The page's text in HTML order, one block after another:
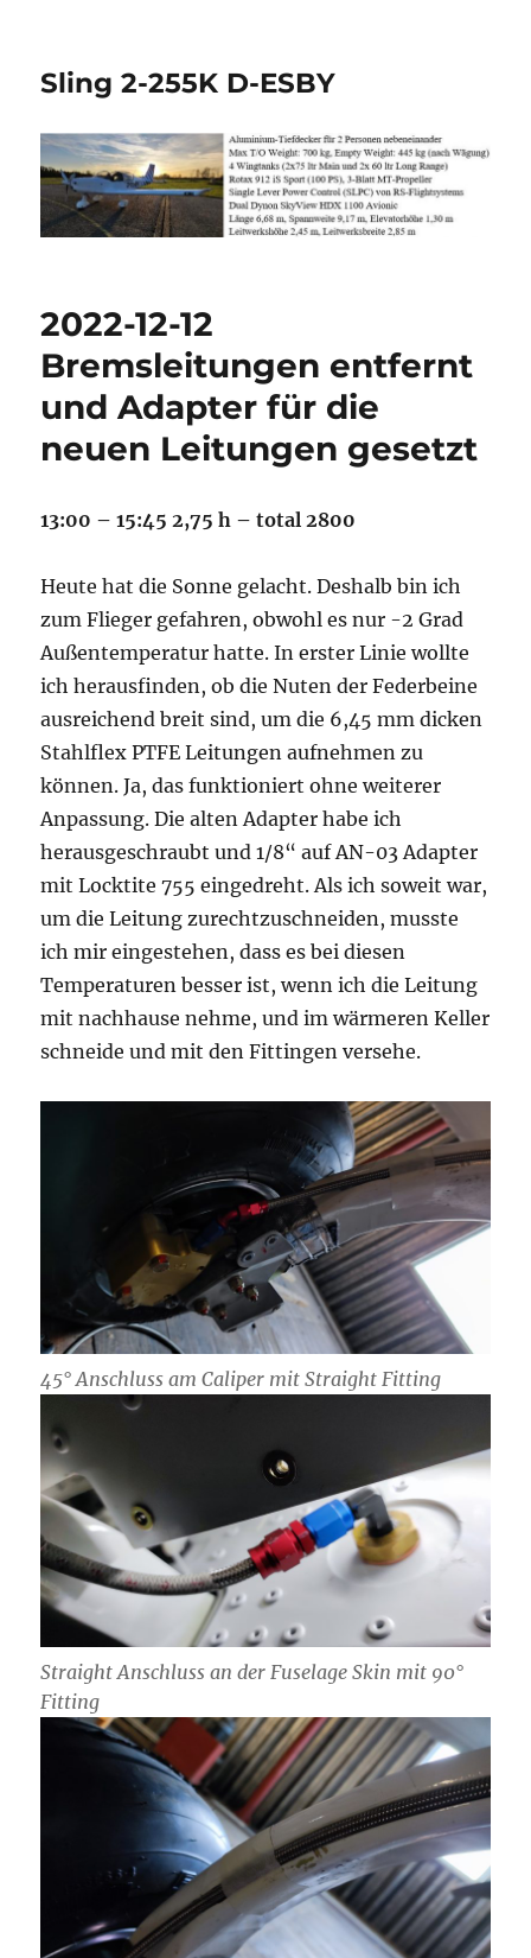
Sling 2-255K D-ESBY
2022-12-12
Bremsleitungen entfernt
und Adapter für die
neuen Leitungen gesetzt
13:00 – 15:45 2,75 h – total 2800
Heute hat die Sonne gelacht. Deshalb bin ich
zum Flieger gefahren, obwohl es nur -2 Grad
Außentemperatur hatte. In erster Linie wollte
ich herausfinden, ob die Nuten der Federbeine
ausreichend breit sind, um die 6,45 mm dicken
Stahlflex PTFE Leitungen aufnehmen zu
können. Ja, das funktioniert ohne weiterer
Anpassung. Die alten Adapter habe ich
herausgeschraubt und 1/8“ auf AN-03 Adapter
mit Locktite 755 eingedreht. Als ich soweit war,
um die Leitung zurechtzuschneiden, musste
ich mir eingestehen, dass es bei diesen
Temperaturen besser ist, wenn ich die Leitung
mit nachhause nehme, und im wärmeren Keller
schneide und mit den Fittingen versehe.
45° Anschluss am Caliper mit Straight Fitting
Straight Anschluss an der Fuselage Skin mit 90°
Fitting